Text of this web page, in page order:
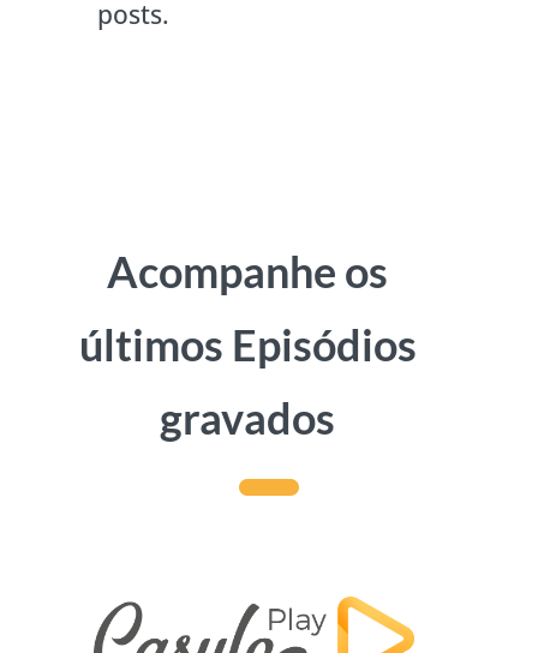
posts.
Acompanhe os
últimos Episódios
gravados